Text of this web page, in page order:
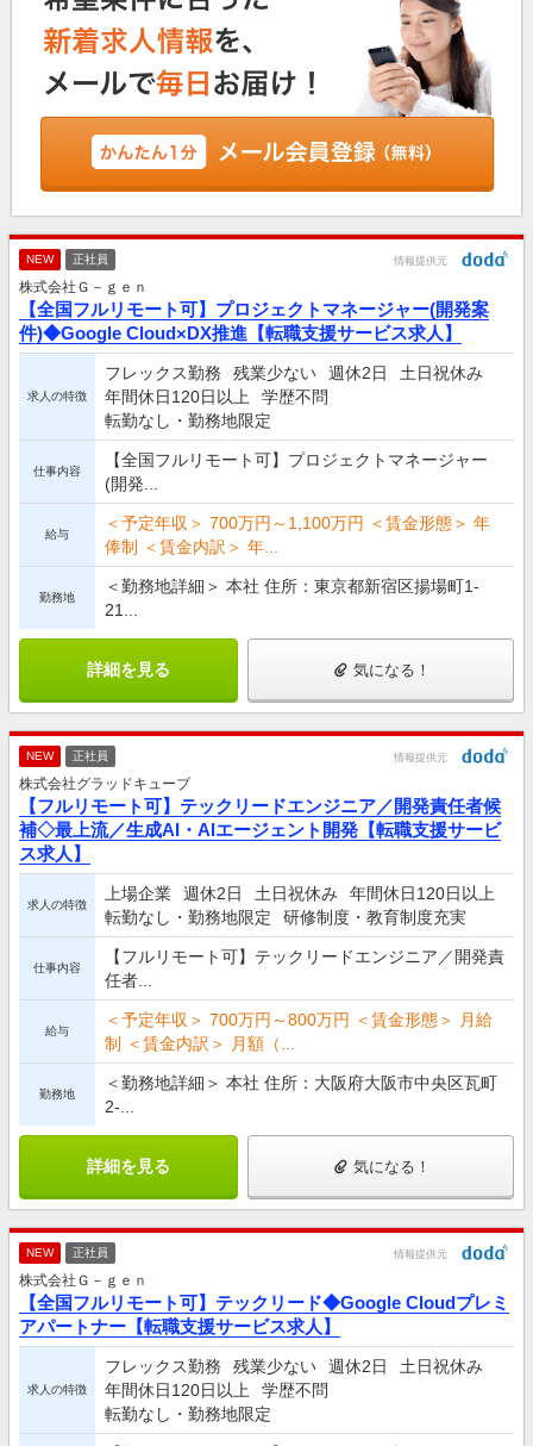
NEW 正社員 情報提供元
株式会社Ｇ－ｇｅｎ
【全国フルリモート可】プロジェクトマネージャー(開発案
件)◆Google Cloud×DX推進【転職支援サービス求人】
求人の特徴
フレックス勤務 残業少ない 週休2日
土日祝休み
年間休日120日以上
学歴不問
転勤なし・勤務地限定
仕事内容
【全国フルリモート可】プロジェクトマネージャー
(開発...
給与
＜予定年収＞ 700万円～1,100万円 ＜賃金形態＞ 年
俸制 ＜賃金内訳＞ 年...
勤務地
＜勤務地詳細＞ 本社 住所：東京都新宿区揚場町1-
21...
詳細を見る 気になる！
NEW 正社員 情報提供元
株式会社グラッドキューブ
【フルリモート可】テックリードエンジニア／開発責任者候
補◇最上流／生成AI・AIエージェント開発【転職支援サービ
ス求人】
求人の特徴
上場企業 週休2日 土日祝休み
年間休日120日以上
転勤なし・勤務地限定
研修制度・教育制度充実
仕事内容
【フルリモート可】テックリードエンジニア／開発責
任者...
給与
＜予定年収＞ 700万円～800万円 ＜賃金形態＞ 月給
制 ＜賃金内訳＞ 月額（...
勤務地
＜勤務地詳細＞ 本社 住所：大阪府大阪市中央区瓦町
2-...
詳細を見る 気になる！
NEW 正社員 情報提供元
株式会社Ｇ－ｇｅｎ
【全国フルリモート可】テックリード◆Google Cloudプレミ
アパートナー【転職支援サービス求人】
求人の特徴
フレックス勤務 残業少ない 週休2日
土日祝休み
年間休日120日以上
学歴不問
転勤なし・勤務地限定